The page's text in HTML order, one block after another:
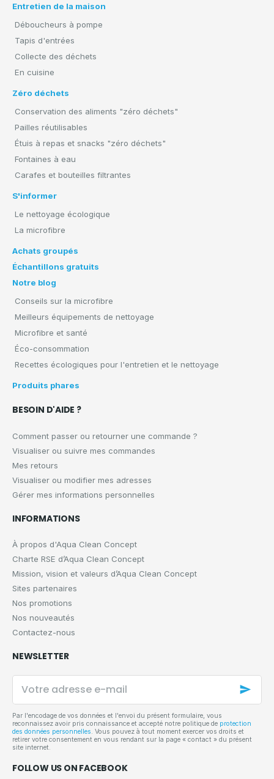
Entretien de la maison
Déboucheurs à pompe
Tapis d'entrées
Collecte des déchets
En cuisine
Zéro déchets
Conservation des aliments "zéro déchets"
Pailles réutilisables
Étuis à repas et snacks "zéro déchets"
Fontaines à eau
Carafes et bouteilles filtrantes
S'informer
Le nettoyage écologique
La microfibre
Achats groupés
Échantillons gratuits
Notre blog
Conseils sur la microfibre
Meilleurs équipements de nettoyage
Microfibre et santé
Éco-consommation
Recettes écologiques pour l'entretien et le nettoyage
Produits phares
BESOIN D'AIDE ?
Comment passer ou retourner une commande ?
Visualiser ou suivre mes commandes
Mes retours
Visualiser ou modifier mes adresses
Gérer mes informations personnelles
INFORMATIONS
À propos d'Aqua Clean Concept
Charte RSE d’Aqua Clean Concept
Mission, vision et valeurs d’Aqua Clean Concept
Sites partenaires
Nos promotions
Nos nouveautés
Contactez-nous
NEWSLETTER
Votre
adresse
e-
mail
Par l'encodage de vos données et l'envoi du présent formulaire, vous
reconnaissez avoir pris connaissance et accepté notre politique de protection
des données personnelles. Vous pouvez à tout moment exercer vos droits et
retirer votre consentement en vous rendant sur la page « contact » du présent
site internet.
FOLLOW US ON FACEBOOK